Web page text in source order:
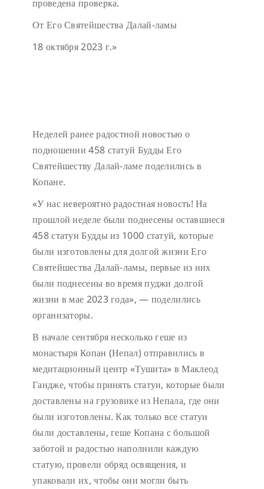
проведена проверка.
От Его Святейшества Далай-ламы
18 октября 2023 г.»
Неделей ранее радостной новостью о
подношении 458 статуй Будды Его
Святейшеству Далай-ламе поделились в
Копане.
«У нас невероятно радостная новость! На
прошлой неделе были поднесены оставшиеся
458 статуи Будды из 1000 статуй, которые
были изготовлены для долгой жизни Его
Святейшества Далай-ламы, первые из них
были поднесены во время пуджи долгой
жизни в мае 2023 года», — поделились
организаторы.
В начале сентября несколько геше из
монастыря Копан (Непал) отправились в
медитационный центр «Тушита» в Маклеод
Гандже, чтобы принять статуи, которые были
доставлены на грузовике из Непала, где они
были изготовлены. Как только все статуи
были доставлены, геше Копана с большой
заботой и радостью наполнили каждую
статую, провели обряд освящения, и
упаковали их, чтобы они могли быть